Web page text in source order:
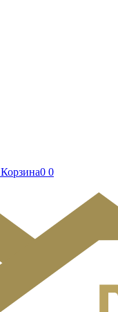
Корзина0 0